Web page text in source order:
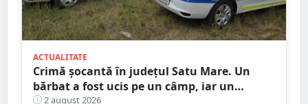
ACTUALITATE
Crimă șocantă în județul Satu Mare. Un
bărbat a fost ucis pe un câmp, iar un
2 august 2026